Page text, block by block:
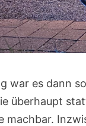
war es dann
überhaupt
machbar.